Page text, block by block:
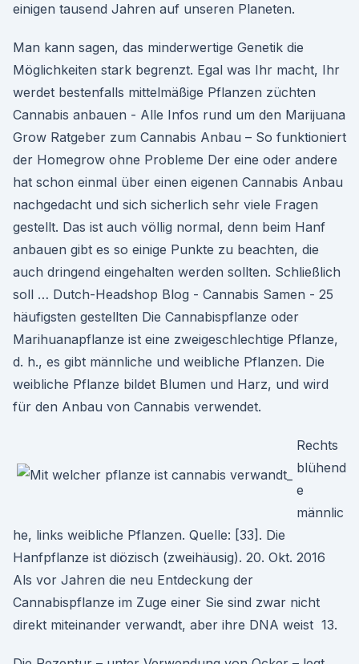
einigen tausend Jahren auf unseren Planeten.
Man kann sagen, das minderwertige Genetik die
Möglichkeiten stark begrenzt. Egal was Ihr macht, Ihr
werdet bestenfalls mittelmäßige Pflanzen züchten
Cannabis anbauen - Alle Infos rund um den Marijuana
Grow Ratgeber zum Cannabis Anbau – So funktioniert
der Homegrow ohne Probleme Der eine oder andere
hat schon einmal über einen eigenen Cannabis Anbau
nachgedacht und sich sicherlich sehr viele Fragen
gestellt. Das ist auch völlig normal, denn beim Hanf
anbauen gibt es so einige Punkte zu beachten, die
auch dringend eingehalten werden sollten. Schließlich
soll … Dutch-Headshop Blog - Cannabis Samen - 25
häufigsten gestellten Die Cannabispflanze oder
Marihuanapflanze ist eine zweigeschlechtige Pflanze,
d. h., es gibt männliche und weibliche Pflanzen. Die
weibliche Pflanze bildet Blumen und Harz, und wird
für den Anbau von Cannabis verwendet.
Rechts
blühend
e
männlic
he, links weibliche Pflanzen. Quelle: [33]. Die
Hanfpflanze ist diözisch (zweihäusig). 20. Okt. 2016
Als vor Jahren die neu Entdeckung der
Cannabispflanze im Zuge einer Sie sind zwar nicht
direkt miteinander verwandt, aber ihre DNA weist 13.